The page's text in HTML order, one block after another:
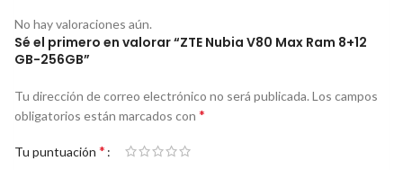
No hay valoraciones aún.
Sé el primero en valorar “ZTE Nubia V80 Max Ram 8+12
GB-256GB”
Tu dirección de correo electrónico no será publicada. Los campos
obligatorios están marcados con *
Tu puntuación *